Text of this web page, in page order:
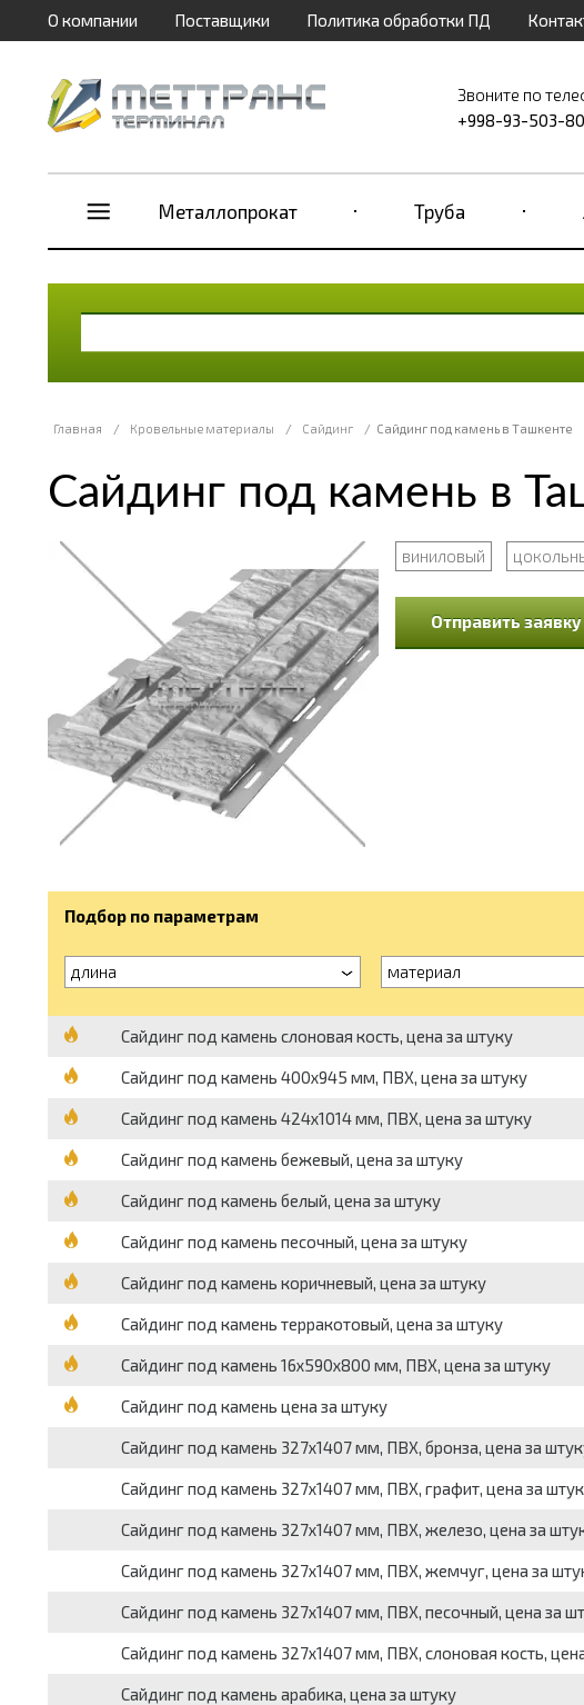
О компании Поставщики Политика обработки ПД
Звоните по
+998-93-503-
Металлопрокат Труба
Главная / Кровельные материалы / Сайдинг / Сайдинг под камень в Ташкенте
Сайдинг под камень в
виниловый
Отправить заявку
Подбор по параметрам
длина материал
Сайдинг под камень слоновая кость, цена за штуку
Сайдинг под камень 400х945 мм, ПВХ, цена за штуку
Сайдинг под камень 424х1014 мм, ПВХ, цена за штуку
Сайдинг под камень бежевый, цена за штуку
Сайдинг под камень белый, цена за штуку
Сайдинг под камень песочный, цена за штуку
Сайдинг под камень коричневый, цена за штуку
Сайдинг под камень терракотовый, цена за штуку
Сайдинг под камень 16х590х800 мм, ПВХ, цена за штуку
Сайдинг под камень цена за штуку
Сайдинг под камень 327х1407 мм, ПВХ, бронза, цена за
Сайдинг под камень 327х1407 мм, ПВХ, графит, цена за
Сайдинг под камень 327х1407 мм, ПВХ, железо, цена за
Сайдинг под камень 327х1407 мм, ПВХ, жемчуг, цена за
Сайдинг под камень 327х1407 мм, ПВХ, песочный, цена за
Сайдинг под камень 327х1407 мм, ПВХ, слоновая кость,
Сайдинг под камень арабика, цена за штуку